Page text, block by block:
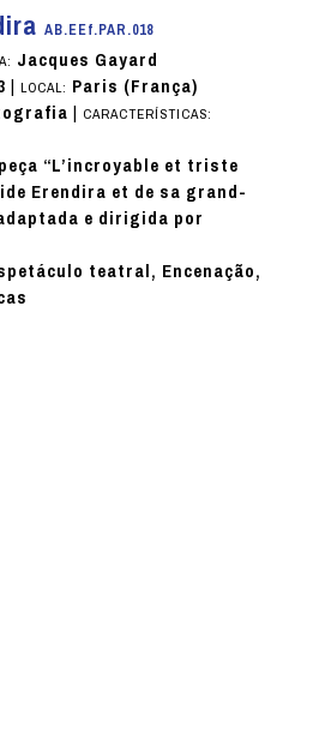
AB.EEf.PAR.018
Jacques Gayard
| LOCAL: Paris (França)
| CARACTERÍSTICAS:
“L’incroyable et triste
Erendira et de sa grand-
e dirigida por
teatral, Encenação,